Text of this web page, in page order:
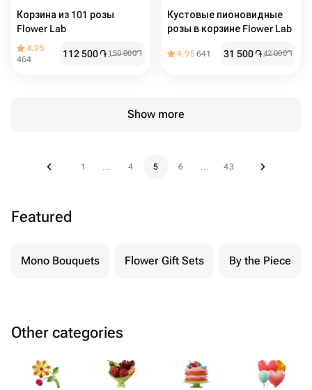
Корзина из 101 розы
Flower Lab
4.95
464
112 500֏ 150 000֏
Кустовые пионовидные
розы в корзине Flower Lab
4.95641 31 500֏42 000֏
Show more
1 ... 4 5 6 ... 43
Featured
Mono Bouquets Flower Gift Sets By the Piece
Other categories